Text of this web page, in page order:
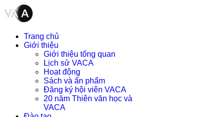
Trang chủ
Giới thiệu
Giới thiệu tổng quan
Lịch sử VACA
Hoạt động
Sách và ấn phẩm
Đăng ký hội viên VACA
20 năm Thiên văn học và
VACA